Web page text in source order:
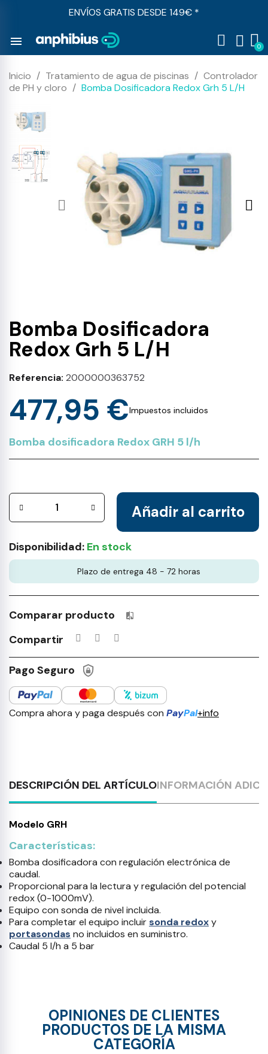
ENVÍOS GRATIS DESDE 149€ *
menu
Inicio Tratamiento de agua de piscinas
Controlador
de PH y cloro
Bomba Dosificadora Redox Grh 5 L/H
Bomba Dosificadora
Redox Grh 5 L/H
Referencia 2000000363752
477,95 €Impuestos incluidos
Bomba dosificadora Redox GRH 5 l/h
Añadir al carrito
Disponibilidad: En stock
Plazo de entrega 48 - 72 horas
Comparar producto Productos incluidos en tu lista
Compartir
Pago Seguro
Compra ahora y paga después con PayPal+info
DESCRIPCIÓN DEL ARTÍCULOINFORMACIÓN
Modelo GRH
Características:
Bomba dosificadora con regulación electrónica de
caudal.
Proporcional para la lectura y regulación del potencial
redox (0-1000mV).
Equipo con sonda de nivel incluida.
Para completar el equipo incluirsonda redoxy
portasondas no incluidos en suministro.
Caudal 5 l/h a 5 bar
OPINIONES DE CLIENTES
PRODUCTOS DE LA MISMA
CATEGORÍA